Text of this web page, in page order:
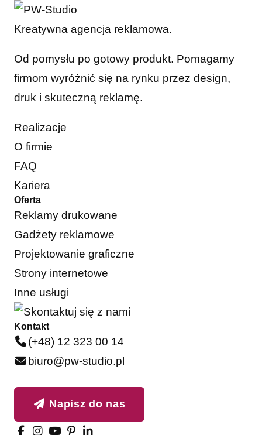
Kreatywna agencja reklamowa.
Od pomysłu po gotowy produkt. Pomagamy
firmom wyróżnić się na rynku przez design,
druk i skuteczną reklamę.
Realizacje
O firmie
FAQ
Kariera
Oferta
Reklamy drukowane
Gadżety reklamowe
Projektowanie graficzne
Strony internetowe
Inne usługi
Kontakt
(+48) 12 323 00 14
biuro@pw-studio.pl
Napisz do nas